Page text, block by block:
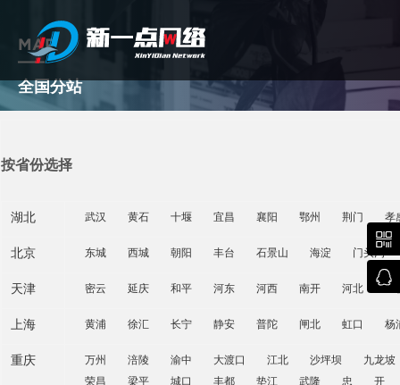
MAP
全国分站
按省份选择
湖北 武汉 黄石 十堰 宜昌 襄阳 鄂州 荆门 孝
北京 东城 西城 朝阳 丰台 石景山 海淀 门头沟
天津 密云 延庆 和平 河东 河西 南开 河北 红
上海 黄浦 徐汇 长宁 静安 普陀 闸北 虹口 杨
重庆 万州 涪陵 渝中 大渡口 江北 沙坪坝
九龙坡
荣昌
梁平 城口 丰都 垫江 武隆 忠 开

